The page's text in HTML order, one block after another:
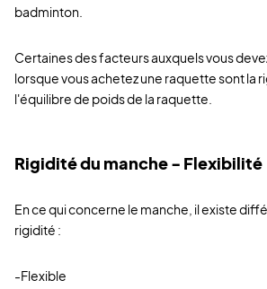
badminton.
Certaines des facteurs auxquels vous
lorsque vous achetez une raquette sont la
l'équilibre de poids de la raquette.
Rigidité du manche - Flexibilité
En ce qui concerne le manche, il existe
rigidité :
-Flexible